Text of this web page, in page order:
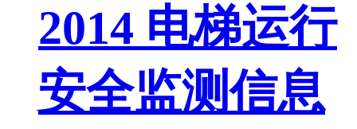
2014 电梯运行
安全监测信息